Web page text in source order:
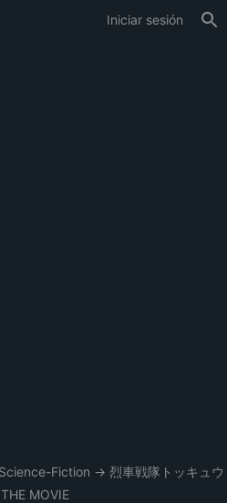
Iniciar sesión
Science-Fiction → 烈車戦隊トッキュウ
MOVIE